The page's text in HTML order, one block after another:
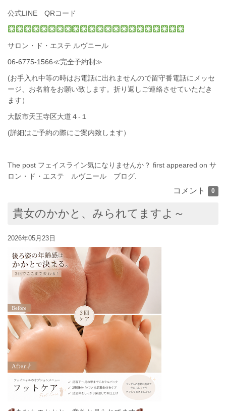
公式LINE QRコード
サロン・ド・エステ ルヴニール
06-6775-1566≪完全予約制≫
(お手入れ中等の時はお電話に出れませんので留守番電話にメッセ
ージ、お名前をお願い致します。折り返しご連絡させていただき
ます）
大阪市天王寺区大道４-１
(詳細はご予約の際にご案内致します）
The post フェイスライン気になりませんか？ first appeared on サ
ロン・ド・エステ ルヴニール ブログ
コメント 0
貴女のかかと、みられてますよ～
2026年05月23日